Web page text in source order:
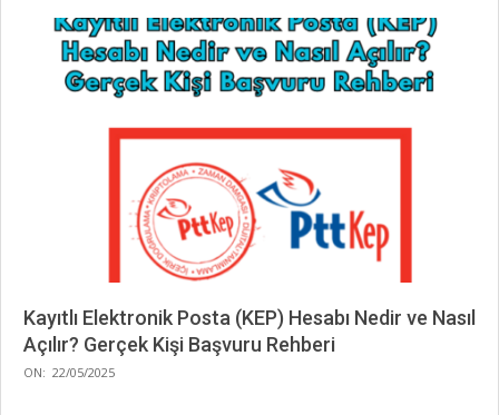
Kayıtlı Elektronik Posta (KEP) Hesabı Nedir ve Nasıl
Açılır? Gerçek Kişi Başvuru Rehberi
2025-
ON: 22/05/2025